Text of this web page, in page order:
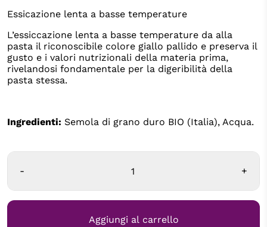
Essicazione lenta a basse temperature
L’essiccazione lenta a basse temperature da alla
pasta il riconoscibile colore giallo pallido e preserva il
gusto e i valori nutrizionali della materia prima,
rivelandosi fondamentale per la digeribilità della
pasta stessa.
Ingredienti: Semola di grano duro BIO (Italia), Acqua.
- +
Aggiungi al carrello